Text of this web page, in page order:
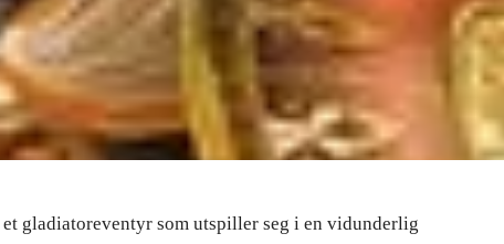
gladiatoreventyr som utspiller seg i en vidunderlig